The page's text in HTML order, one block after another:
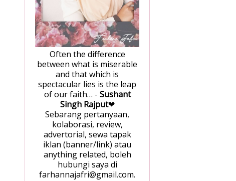
Often the difference
between what is miserable
and that which is
spectacular lies is the leap
of our faith… - Sushant
Singh Rajput❤
Sebarang pertanyaan,
kolaborasi, review,
advertorial, sewa tapak
iklan (banner/link) atau
anything related, boleh
hubungi saya di
farhannajafri@gmail.com.